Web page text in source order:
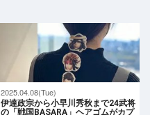
2025.04.08(Tue)
伊達政宗から小早川秀秋まで24武将
の「戦国BASARA」ヘアゴムがカプ